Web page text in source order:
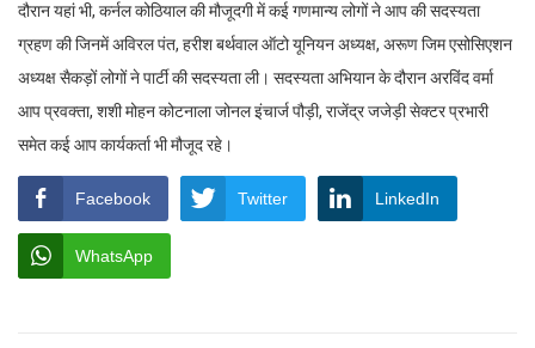
दौरान यहां भी, कर्नल कोठियाल की मौजूदगी में कई गणमान्य लोगों ने आप की सदस्यता
ग्रहण की जिनमें अविरल पंत, हरीश बर्थवाल ऑटो यूनियन अध्यक्ष, अरूण जिम एसोसिएशन
अध्यक्ष सैकड़ों लोगों ने पार्टी की सदस्यता ली। सदस्यता अभियान के दौरान अरविंद वर्मा
आप प्रवक्ता, शशी मोहन कोटनाला जोनल इंचार्ज पौड़ी, राजेंद्र जजेड़ी सेक्टर प्रभारी
समेत कई आप कार्यकर्ता भी मौजूद रहे।
Facebook Twitter LinkedIn
WhatsApp